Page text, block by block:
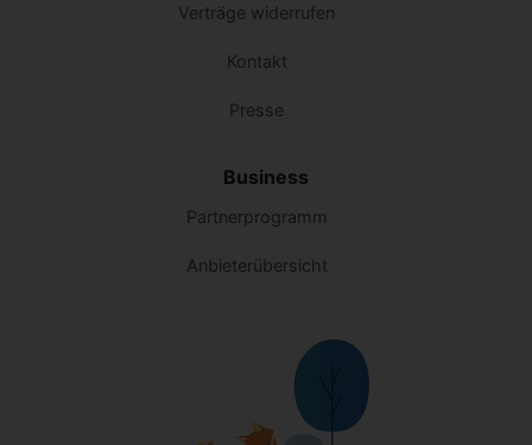
Verträge widerrufen
Kontakt
Presse
Business
Partnerprogramm
Anbieterübersicht